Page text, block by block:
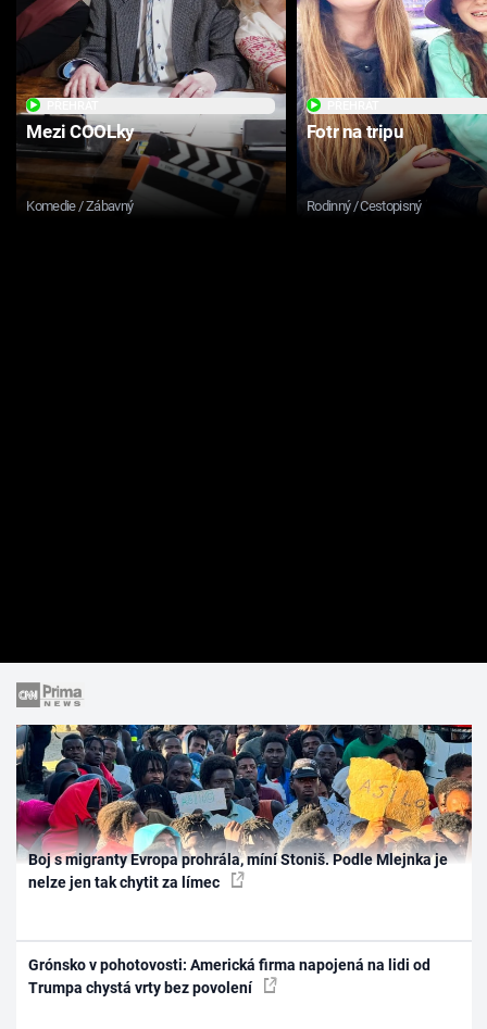
Mezi COOLky
Komedie / Zábavný
Fotr na tripu
Rodinný / Cestopisný
Boj s migranty Evropa prohrála, míní Stoniš. Podle Mlejnka je
nelze jen tak chytit za límec
Grónsko v pohotovosti: Americká firma napojená na lidi od
Trumpa chystá vrty bez povolení